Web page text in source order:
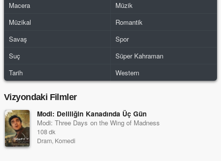
Macera
Müzik
Müzikal
Romantik
Savaş
Spor
Suç
Süper Kahraman
Tarih
Western
Vizyondaki Filmler
Modi: Deliliğin Kanadında Üç Gün
Modi: Three Days on the Wing of Madness
108 dk
Dram, Komedi